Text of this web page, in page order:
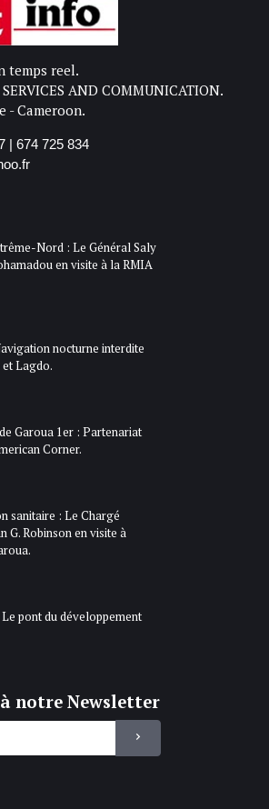
temps reel.
AND COMMUNICATION.
- Cameroon.
| 674 725 834
Nord : Le Général Saly
en visite à la RMIA
nocturne interdite
Lagdo.
Garoua 1er : Partenariat
Corner.
sanitaire : Le Chargé
G. Robinson en visite à
pont du développement
notre Newsletter